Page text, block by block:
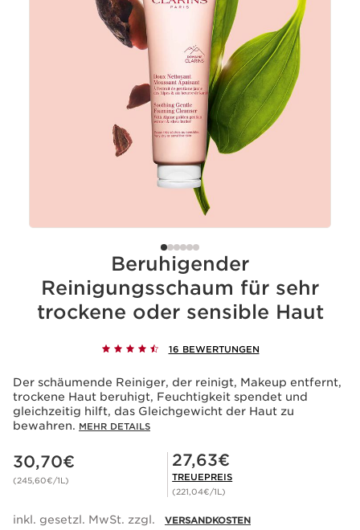
Beruhigender
Reinigungsschaum für sehr
trockene oder sensible Haut
16 BEWERTUNGEN
Der schäumende Reiniger, der reinigt, Makeup entfernt,
trockene Haut beruhigt, Feuchtigkeit spendet und
gleichzeitig hilft, das Gleichgewicht der Haut zu
bewahren. MEHR DETAILS
Aktueller Preis 30,70€
30,70€
(245,60€/1L)
Mitgliederpreis 27,63€
27,63€
TREUEPREIS
(221,04€/1L)
inkl. gesetzl. MwSt. zzgl. VERSANDKOSTEN